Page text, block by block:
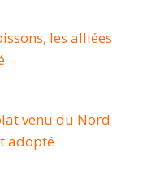
les alliées
venu du Nord
adopté